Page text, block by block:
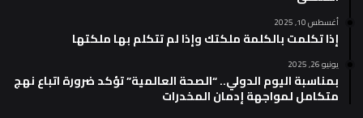
أغسطس 10, 2025
إذا تكلمت بالكلمة ملكتك وإذا لم تتكلم بها ملكتها
يونيو 26, 2025
بمناسبة اليوم الدولي.. “الصحة العالمية” تؤكد ضرورة اتباع نهج
متكامل لمواجهة إدمان المخدرات